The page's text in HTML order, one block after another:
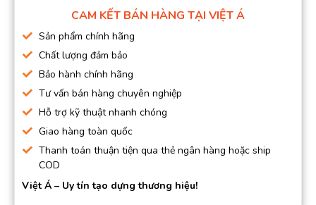
CAM KẾT BÁN HÀNG TẠI VIỆT Á
Sản phẩm chính hãng
Chất lượng đảm bảo
Bảo hành chính hãng
Tư vấn bán hàng chuyên nghiệp
Hỗ trợ kỹ thuật nhanh chóng
Giao hàng toàn quốc
Thanh toán thuận tiện qua thẻ ngân hàng hoặc ship
COD
Việt Á – Uy tín tạo dựng thương hiệu!